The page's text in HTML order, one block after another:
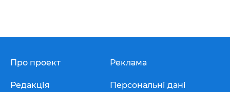
Про проект
Редакція
Реклама
Персональні дані